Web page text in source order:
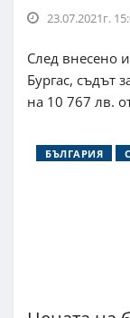
23.07.2021г.
След внесено
Бургас, съдът
на 10 767 лв.
БЪЛГАРИЯ